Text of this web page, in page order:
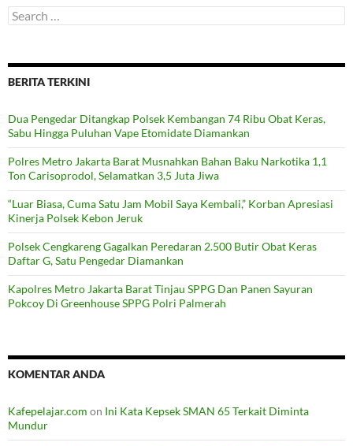
Search
for:
BERITA TERKINI
Dua Pengedar Ditangkap Polsek Kembangan 74 Ribu Obat Keras,
Sabu Hingga Puluhan Vape Etomidate Diamankan
Polres Metro Jakarta Barat Musnahkan Bahan Baku Narkotika 1,1
Ton Carisoprodol, Selamatkan 3,5 Juta Jiwa
“Luar Biasa, Cuma Satu Jam Mobil Saya Kembali,” Korban Apresiasi
Kinerja Polsek Kebon Jeruk
Polsek Cengkareng Gagalkan Peredaran 2.500 Butir Obat Keras
Daftar G, Satu Pengedar Diamankan
Kapolres Metro Jakarta Barat Tinjau SPPG Dan Panen Sayuran
Pokcoy Di Greenhouse SPPG Polri Palmerah
KOMENTAR ANDA
Kafepelajar.com on Ini Kata Kepsek SMAN 65 Terkait Diminta
Mundur